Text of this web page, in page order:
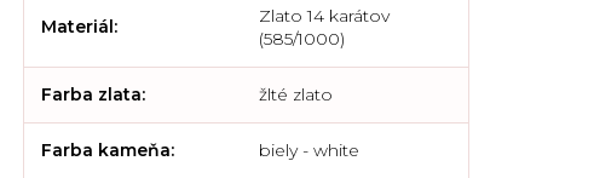
Materiál:
Zlato 14 karátov
(585/1000)
Farba zlata: žlté zlato
Farba kameňa: biely - white